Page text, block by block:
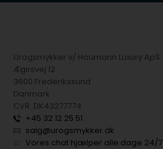
Urogsmykker v/ Houmann Luxury ApS
Ægirsvej 12
3600 Frederikssund
Danmark
CVR: DK43277774
+45 32 12 25 51
salg@urogsmykker.dk
Vores chat hjælper alle dage 24/7